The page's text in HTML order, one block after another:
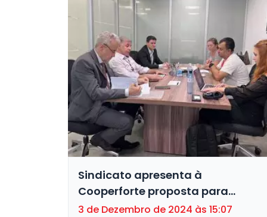
Sindicato apresenta à
Cooperforte proposta para
aumentar a Participação nos
3 de Dezembro de 2024 às 15:07